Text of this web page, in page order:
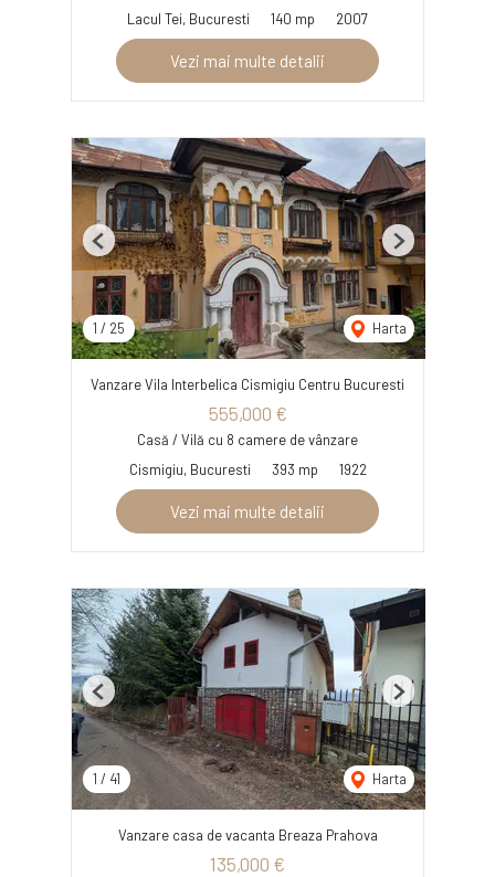
Lacul Tei, Bucuresti
140 mp 2007
Vezi mai multe detalii
1 / 25 Harta
Previous Next
Vanzare Vila Interbelica Cismigiu Centru Bucuresti
555,000 €
Casă / Vilă cu 8 camere de vânzare
Cismigiu, Bucuresti
393 mp 1922
Vezi mai multe detalii
1 / 41 Harta
Previous Next
Vanzare casa de vacanta Breaza Prahova
135,000 €